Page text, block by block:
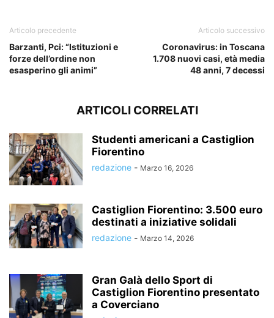
Articolo precedente
Barzanti, Pci: “Istituzioni e
forze dell’ordine non
esasperino gli animi”
Articolo successivo
Coronavirus: in Toscana
1.708 nuovi casi, età media
48 anni, 7 decessi
ARTICOLI CORRELATI
Studenti americani a Castiglion
Fiorentino
redazione - Marzo 16, 2026
Castiglion Fiorentino: 3.500 euro
destinati a iniziative solidali
redazione - Marzo 14, 2026
Gran Galà dello Sport di
Castiglion Fiorentino presentato
a Coverciano